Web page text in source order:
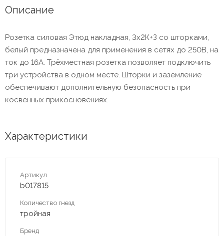
Описание
Розетка силовая Этюд накладная, 3х2К+З со шторками,
белый предназначена для применения в сетях до 250В, на
ток до 16А. Трёхместная розетка позволяет подключить
три устройства в одном месте. Шторки и заземление
обеспечивают дополнительную безопасность при
косвенных прикосновениях.
Характеристики
Артикул
b017815
Количество гнезд
тройная
Бренд